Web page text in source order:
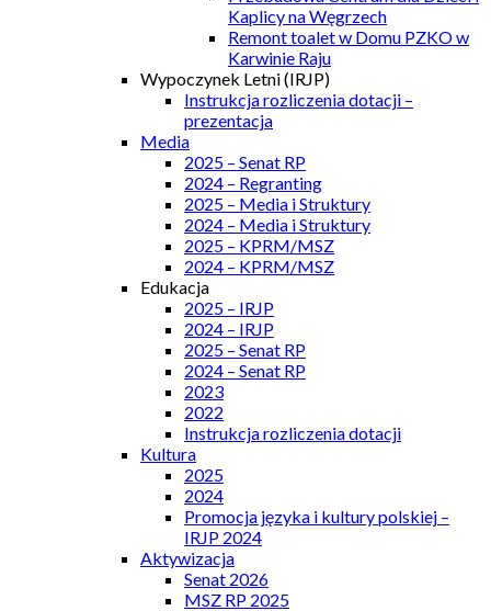
Kaplicy na Węgrzech
Remont toalet w Domu PZKO w
Karwinie Raju
Wypoczynek Letni (IRJP)
Instrukcja rozliczenia dotacji –
prezentacja
Media
2025 – Senat RP
2024 – Regranting
2025 – Media i Struktury
2024 – Media i Struktury
2025 – KPRM/MSZ
2024 – KPRM/MSZ
Edukacja
2025 – IRJP
2024 – IRJP
2025 – Senat RP
2024 – Senat RP
2023
2022
Instrukcja rozliczenia dotacji
Kultura
2025
2024
Promocja języka i kultury polskiej –
IRJP 2024
Aktywizacja
Senat 2026
MSZ RP 2025